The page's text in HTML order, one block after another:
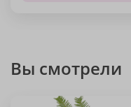
Вы смотрели